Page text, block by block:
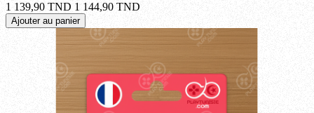
1 139,90 TND 1 144,90 TND
Ajouter au panier